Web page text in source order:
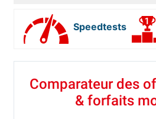
Speedtests
Comparateur des
& forfaits